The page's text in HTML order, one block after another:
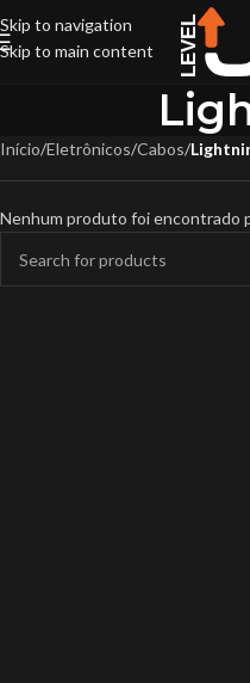
Skip to navigation
Skip to main content
Início/Eletrônicos/Cabos/
Nenhum produto foi encontrado